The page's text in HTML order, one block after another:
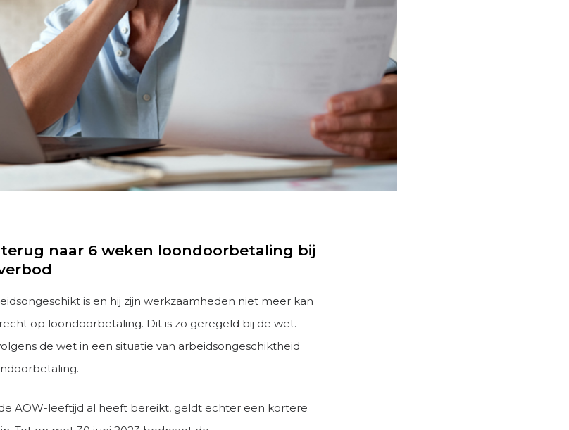
terug naar 6 weken loondoorbetaling bij
is en hij zijn werkzaamheden niet meer kan
op loondoorbetaling. Dit is zo geregeld bij de wet.
de wet in een situatie van arbeidsongeschiktheid
AOW-leeftijd al heeft bereikt, geldt echter een kortere